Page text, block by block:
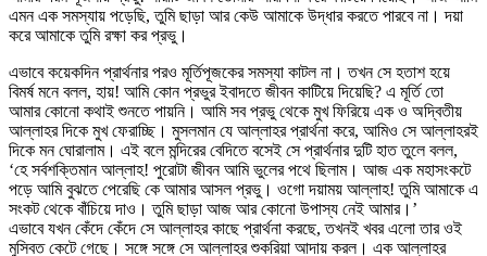
এমন এক সমস্যায় পড়েছি, তুমি ছাড়া আর কেউ আমাকে উদ্ধার করতে পারবে না। দয়া
করে আমাকে তুমি রক্ষা কর প্রভু।
এভাবে কয়েকদিন প্রার্থনার পরও মূর্তিপূজকের সমস্যা কাটল না। তখন সে হতাশ হয়ে
বিমর্ষ মনে বলল, হায়! আমি কোন প্রভুর ইবাদতে জীবন কাটিয়ে দিয়েছি? এ মূর্তি তো
আমার কোনো কথাই শুনতে পায়নি। আমি সব প্রভু থেকে মুখ ফিরিয়ে এক ও অদ্বিতীয়
আল্লাহর দিকে মুখ ফেরাচ্ছি। মুসলমান যে আল্লাহর প্রার্থনা করে, আমিও সে আল্লাহরই
দিকে মন ঘোরালাম। এই বলে মন্দিরের বেদিতে বসেই সে প্রার্থনার দুটি হাত তুলে বলল,
‘হে সর্বশক্তিমান আল্লাহ! পুরোটা জীবন আমি ভুলের পথে ছিলাম। আজ এক মহাসংকটে
পড়ে আমি বুঝতে পেরেছি কে আমার আসল প্রভু। ওগো দয়াময় আল্লাহ! তুমি আমাকে এ
সংকট থেকে বাঁচিয়ে দাও। তুমি ছাড়া আজ আর কোনো উপাস্য নেই আমার।’
এভাবে যখন কেঁদে কেঁদে সে আল্লাহর কাছে প্রার্থনা করছে, তখনই খবর এলো তার ওই
মুসিবত কেটে গেছে। সঙ্গে সঙ্গে সে আল্লাহর শুকরিয়া আদায় করল। এক আল্লাহর